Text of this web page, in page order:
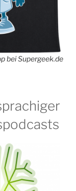
bei Supergeek.de